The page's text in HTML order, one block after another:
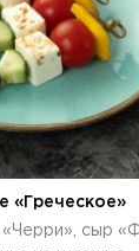
«Греческое»
сыр